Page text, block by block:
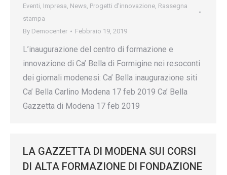
Eventi, Impresa, News, Progetti d’innovazione, Rassegna
stampa
By Democenter Febbraio 19, 2019
L’inaugurazione del centro di formazione e
innovazione di Ca’ Bella di Formigine nei resoconti
dei giornali modenesi: Ca’ Bella inaugurazione siti
Ca’ Bella Carlino Modena 17 feb 2019 Ca’ Bella
Gazzetta di Modena 17 feb 2019
LA GAZZETTA DI MODENA SUI CORSI
DI ALTA FORMAZIONE DI FONDAZIONE